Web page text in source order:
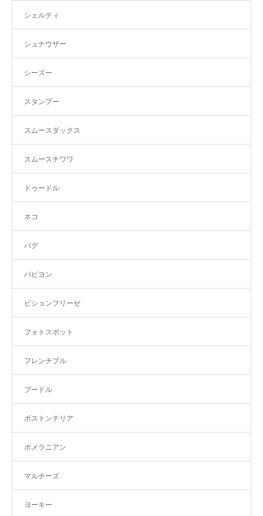
シェルティ
シュナウザー
シーズー
スタンプー
スムースダックス
スムースチワワ
ドゥードル
ネコ
パグ
パピヨン
ビションフリーゼ
フォトスポット
フレンチブル
プードル
ボストンテリア
ポメラニアン
マルチーズ
ヨーキー